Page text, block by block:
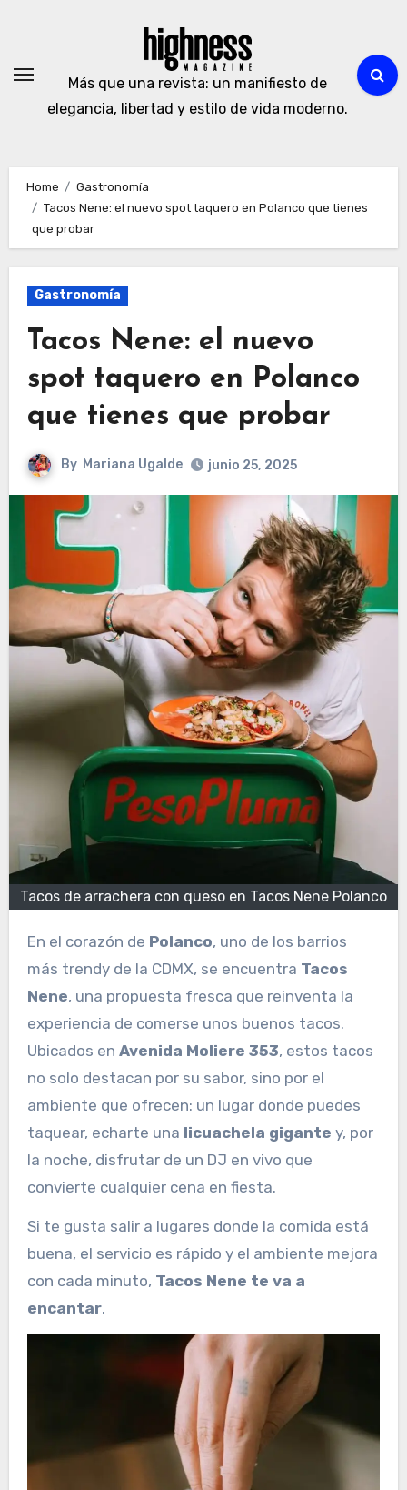
Más que una revista: un manifiesto de
elegancia, libertad y estilo de vida moderno.
Home
Gastronomía
Tacos Nene: el nuevo spot taquero en Polanco que tienes
que probar
Gastronomía
Tacos Nene: el nuevo
spot taquero en Polanco
que tienes que probar
By Mariana Ugalde junio 25, 2025
Tacos de arrachera con queso en Tacos Nene Polanco
En el corazón de Polanco, uno de los barrios
más trendy de la CDMX, se encuentra Tacos
Nene, una propuesta fresca que reinventa la
experiencia de comerse unos buenos tacos.
Ubicados en Avenida Moliere 353, estos tacos
no solo destacan por su sabor, sino por el
ambiente que ofrecen: un lugar donde puedes
taquear, echarte una licuachela gigante y, por
la noche, disfrutar de un DJ en vivo que
convierte cualquier cena en fiesta.
Si te gusta salir a lugares donde la comida está
buena, el servicio es rápido y el ambiente mejora
con cada minuto, Tacos Nene te va a
encantar.